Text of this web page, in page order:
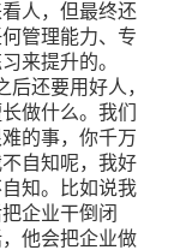
人，但最终还
管理能力、专
来提升的。
还要用好人，
做什么。我们
的事，你千万
自知呢，我好
知。比如说我
企业干倒闭
他会把企业做